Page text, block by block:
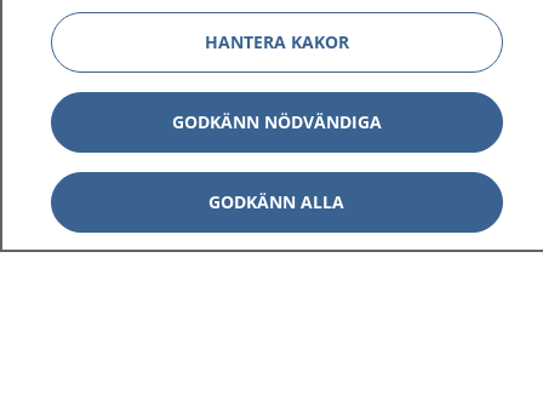
HANTERA KAKOR
GODKÄNN NÖDVÄNDIGA
GODKÄNN ALLA